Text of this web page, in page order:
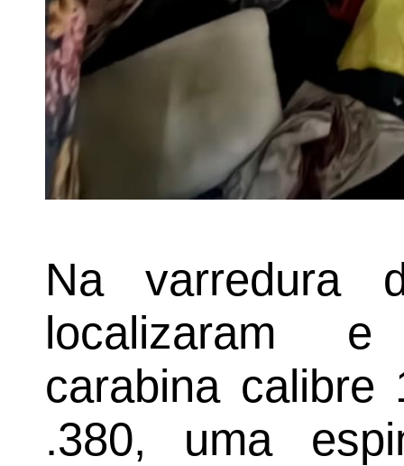
Na varredura
localizaram
carabina calibre
.380, uma